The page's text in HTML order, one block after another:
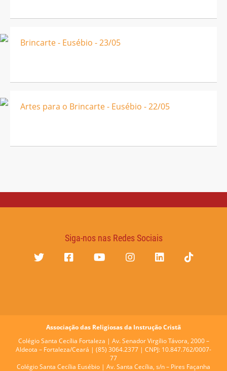
Brincarte - Eusébio - 23/05
Artes para o Brincarte - Eusébio - 22/05
Siga-nos nas Redes Sociais
Associação das Religiosas da Instrução Cristã
Colégio Santa Cecília Fortaleza | Av. Senador Virgílio Távora, 2000 –
Aldeota – Fortaleza/Ceará | (85) 3064.2377 | CNPJ: 10.847.762/0007-
77
Colégio Santa Cecília Eusébio | Av. Santa Cecília, s/n – Pires Façanha